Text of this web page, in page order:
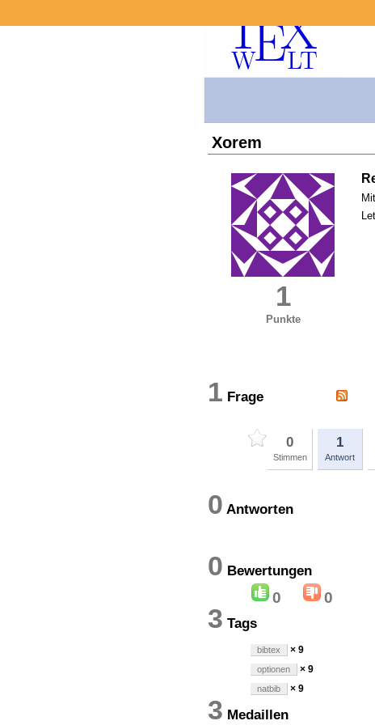
Xorem
1
Punkte
1 Frage
0
Stimmen
1
Antwort
0 Antworten
0 Bewertungen
0 0
3 Tags
bibtex × 9
optionen × 9
natbib × 9
3 Medaillen